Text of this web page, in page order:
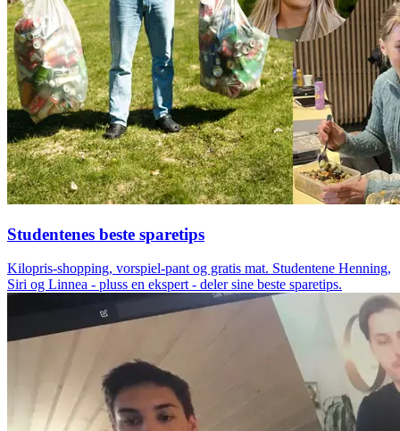
Studentenes beste sparetips
Kilopris-shopping, vorspiel-pant og gratis mat. Studentene Henning,
Siri og Linnea - pluss en ekspert - deler sine beste sparetips.